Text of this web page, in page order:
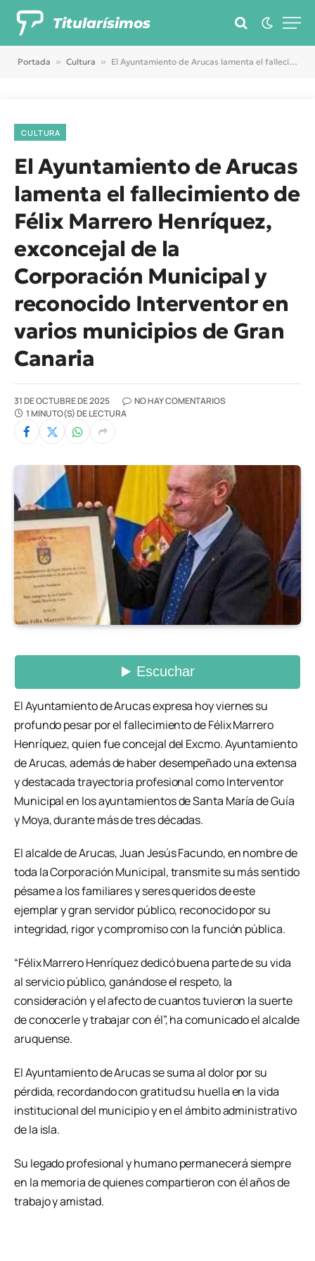
Titularísimos
Portada » Cultura » El Ayuntamiento de Arucas lamenta el fallecimiento de Félix Marrero Henríquez, exconcejal de la Corporación Municipal y reconocido Interventor en varios municipios de Gran Canaria
CULTURA
El Ayuntamiento de Arucas
lamenta el fallecimiento de
Félix Marrero Henríquez,
exconcejal de la
Corporación Municipal y
reconocido Interventor en
varios municipios de Gran
Canaria
31 DE OCTUBRE DE 2025
NO HAY COMENTARIOS
1 MINUTO(S) DE LECTURA
El Ayuntamiento de Arucas expresa hoy viernes su
profundo pesar por el fallecimiento de Félix Marrero
Henríquez, quien fue concejal del Excmo. Ayuntamiento
de Arucas, además de haber desempeñado una extensa
y destacada trayectoria profesional como Interventor
Municipal en los ayuntamientos de Santa María de Guía
y Moya, durante más de tres décadas.
El alcalde de Arucas, Juan Jesús Facundo, en nombre de
toda la Corporación Municipal, transmite su más sentido
pésame a los familiares y seres queridos de este
ejemplar y gran servidor público, reconocido por su
integridad, rigor y compromiso con la función pública.
“Félix Marrero Henríquez dedicó buena parte de su vida
al servicio público, ganándose el respeto, la
consideración y el afecto de cuantos tuvieron la suerte
de conocerle y trabajar con él”, ha comunicado el alcalde
aruquense.
El Ayuntamiento de Arucas se suma al dolor por su
pérdida, recordando con gratitud su huella en la vida
institucional del municipio y en el ámbito administrativo
de la isla.
Su legado profesional y humano permanecerá siempre
en la memoria de quienes compartieron con él años de
trabajo y amistad.